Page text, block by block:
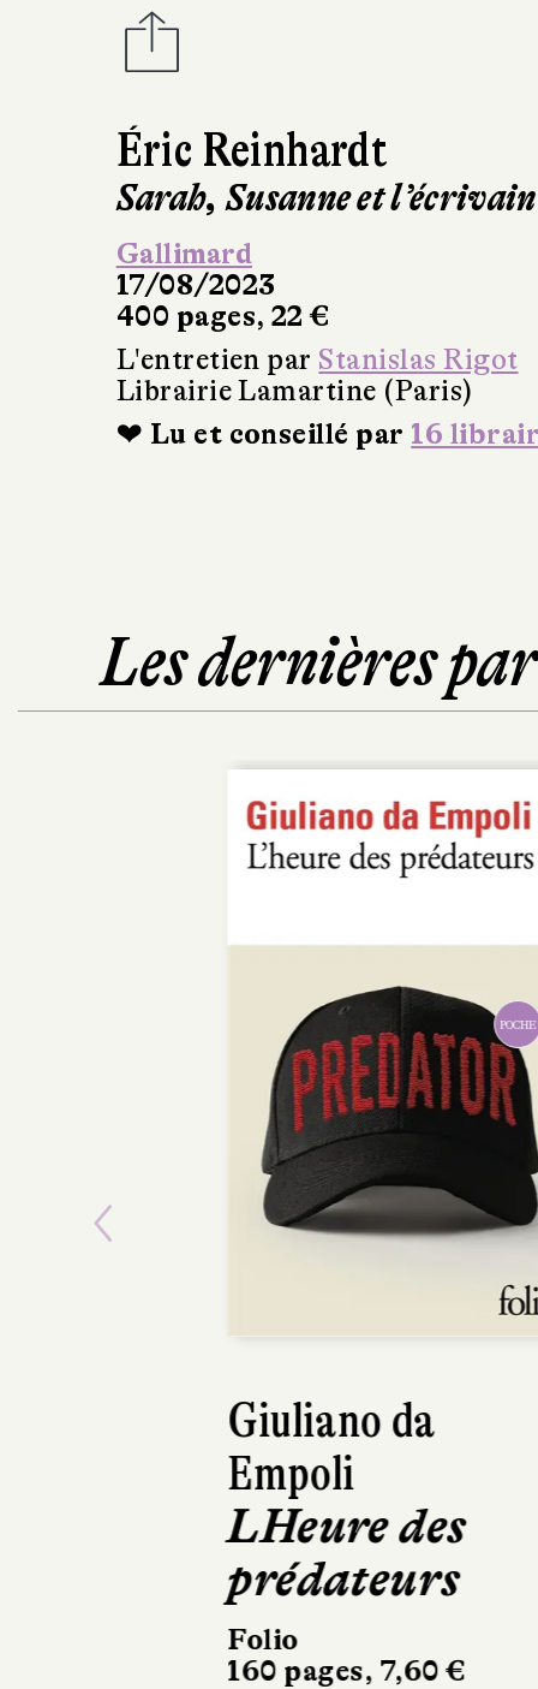
Éric Reinhardt
Sarah, Susanne et l’écrivain
Gallimard
17/08/2023
400 pages, 22 €
L'entretien par Stanislas Rigot
Librairie Lamartine (Paris)
❤ Lu et conseillé par 16
Les dernières
POCHE
Giuliano da
Empoli
LHeure des
prédateurs
Folio
160 pages, 7,60 €
Previous